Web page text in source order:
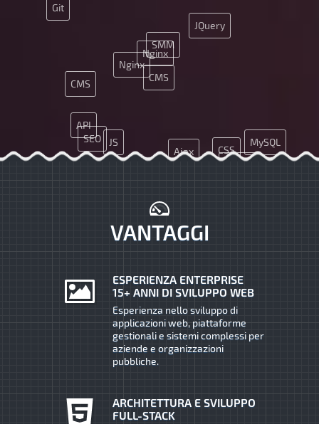
MySQL
JQuery
Nginx
SEO
SMM
CMS
PHP
MySQL
JS
Nginx
API
CMS
CSS
Ajax
Git
VANTAGGI
ESPERIENZA ENTERPRISE
15+ ANNI DI SVILUPPO WEB
Esperienza nello sviluppo di
applicazioni web, piattaforme
gestionali e sistemi complessi per
aziende e organizzazioni
pubbliche.
ARCHITETTURA E SVILUPPO
FULL-STACK